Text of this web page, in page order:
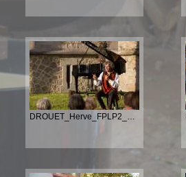
DROUET_Herve_FPLP2_20160921_070